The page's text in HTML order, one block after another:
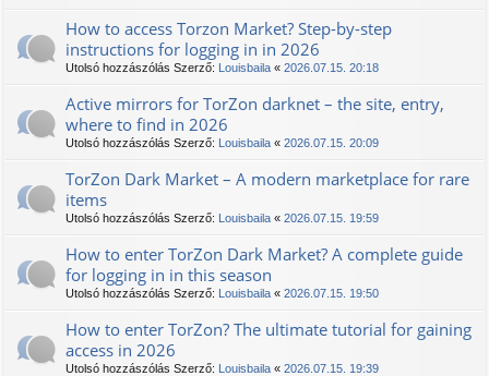
How to access Torzon Market? Step-by-step
instructions for logging in in 2026
Utolsó hozzászólás Szerző: Louisbaila « 2026.07.15. 20:18
Active mirrors for TorZon darknet – the site, entry,
where to find in 2026
Utolsó hozzászólás Szerző: Louisbaila « 2026.07.15. 20:09
TorZon Dark Market – A modern marketplace for rare
items
Utolsó hozzászólás Szerző: Louisbaila « 2026.07.15. 19:59
How to enter TorZon Dark Market? A complete guide
for logging in in this season
Utolsó hozzászólás Szerző: Louisbaila « 2026.07.15. 19:50
How to enter TorZon? The ultimate tutorial for gaining
access in 2026
Utolsó hozzászólás Szerző: Louisbaila « 2026.07.15. 19:39